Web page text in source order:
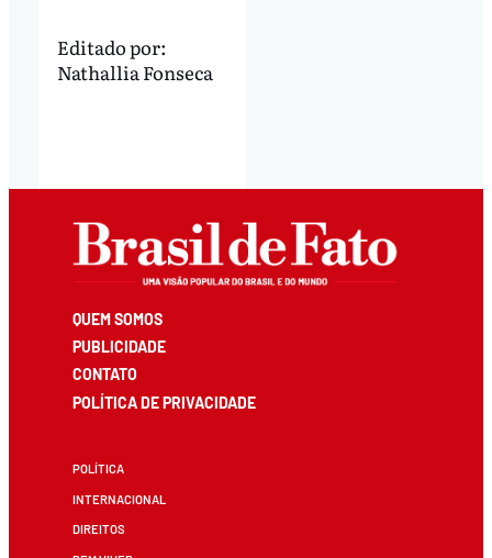
Editado por:
Nathallia Fonseca
QUEM SOMOS
PUBLICIDADE
CONTATO
POLÍTICA DE PRIVACIDADE
POLÍTICA
INTERNACIONAL
DIREITOS